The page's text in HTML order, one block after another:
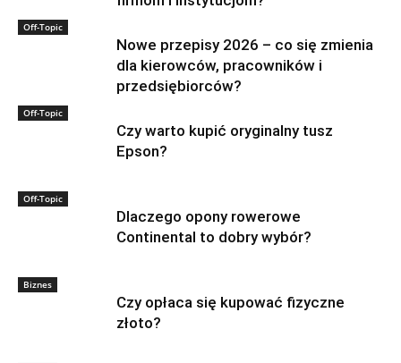
Off-Topic
Nowe przepisy 2026 – co się zmienia
dla kierowców, pracowników i
przedsiębiorców?
Off-Topic
Czy warto kupić oryginalny tusz
Epson?
Off-Topic
Dlaczego opony rowerowe
Continental to dobry wybór?
Biznes
Czy opłaca się kupować fizyczne
złoto?